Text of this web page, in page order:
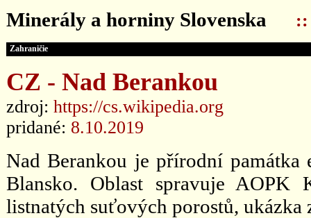
Minerály a horniny Slovenska ::
Zahraničie
CZ - Nad Berankou
zdroj: https://cs.wikipedia.org
pridané: 8.10.2019
Nad Berankou je přírodní památka
Blansko. Oblast spravuje
listnatých suťových porostů, ukázka